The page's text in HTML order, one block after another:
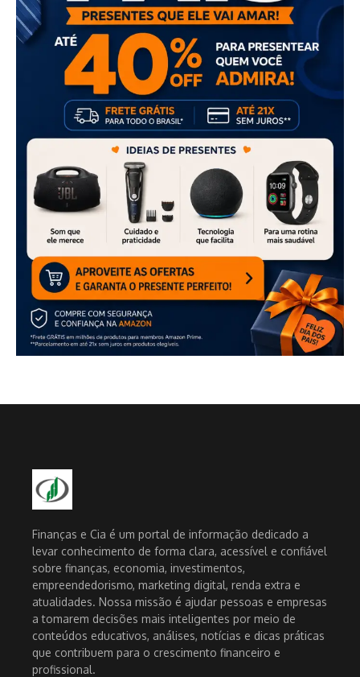
Finanças e Cia é um portal de informação dedicado a
levar conhecimento de forma clara, acessível e confiável
sobre finanças, economia, investimentos,
empreendedorismo, marketing digital, renda extra e
atualidades. Nossa missão é ajudar pessoas e empresas
a tomarem decisões mais inteligentes por meio de
conteúdos educativos, análises, notícias e dicas práticas
que contribuem para o crescimento financeiro e
profissional.